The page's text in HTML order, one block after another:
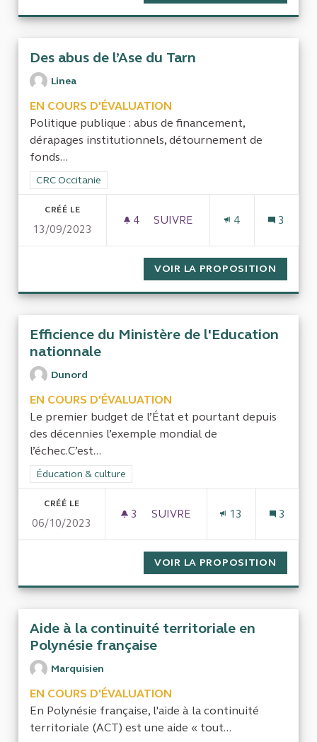
Des abus de l’Ase du Tarn
Linea
EN COURS D'ÉVALUATION
Politique publique : abus de financement,
dérapages institutionnels, détournement de
fonds...
Filtrer les résultats de la catégorie : CRC Occitanie
CRC Occitanie
CRÉÉ LE
13/09/2023
4 4 ABONNÉS
SUIVRE
4 3
VOIR LA PROPOSITION
Efficience du Ministère de l'Education
nationnale
Dunord
EN COURS D'ÉVALUATION
Le premier budget de l’État et pourtant depuis
des décennies l’exemple mondial de
l’échec.C’est...
Filtrer les résultats de la catégorie : Éducation & culture
Éducation & culture
CRÉÉ LE
06/10/2023
3 3 ABONNÉS
SUIVRE
13 3
VOIR LA PROPOSITION
Aide à la continuité territoriale en
Polynésie française
Marquisien
EN COURS D'ÉVALUATION
En Polynésie française, l'aide à la continuité
territoriale (ACT) est une aide « tout...